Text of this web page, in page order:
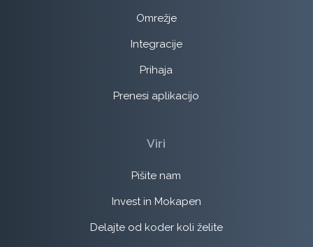
Omrežje
Integracije
Prihaja
Prenesi aplikacijo
Viri
Pišite nam
Invest in Mokapen
Delajte od koder koli želite